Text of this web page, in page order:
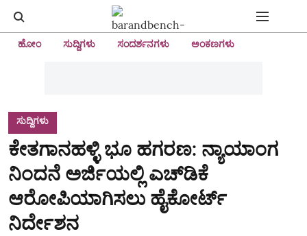
ಹೋಂ ಸುದ್ದಿಗಳು ಸಂದರ್ಶನಗಳು ಅಂಕಣಗಳು
ಸುದ್ದಿಗಳು
ಕೇತಗಾನಹಳ್ಳಿ ಭೂ ಹಗರಣ: ನ್ಯಾಯಾಂಗ
ನಿಂದನೆ ಅರ್ಜಿಯಲ್ಲಿ ಎಚ್‌ಡಿಕೆ
ಆರೋಪಿಯಾಗಿಸಲು ಹೈಕೋರ್ಟ್‌
ನಿರ್ದೇಶನ